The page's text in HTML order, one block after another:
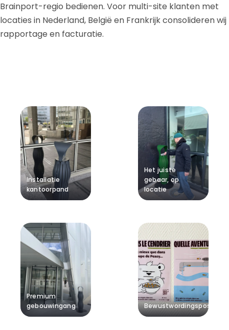
Brainport-regio bedienen. Voor multi-site klanten met
locaties in Nederland, België en Frankrijk consolideren wij
rapportage en facturatie.
Installatie
kantoorpand
Het juiste
gebaar, op
locatie
Premium
gebouwingang
Bewustwordingsposters